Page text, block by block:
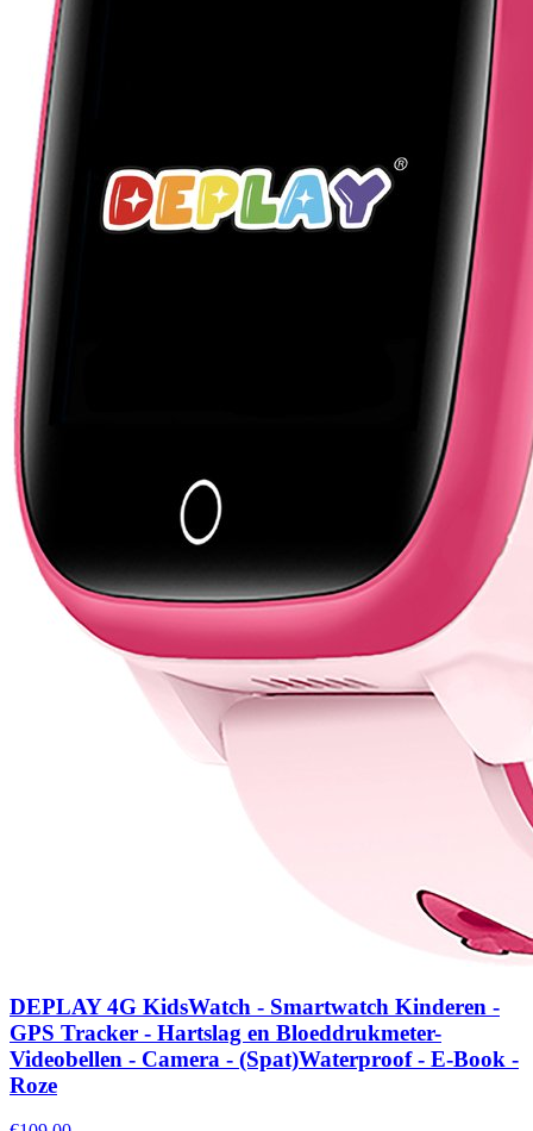
DEPLAY 4G KidsWatch - Smartwatch Kinderen -
GPS Tracker - Hartslag en Bloeddrukmeter-
Videobellen - Camera - (Spat)Waterproof - E-Book -
Roze